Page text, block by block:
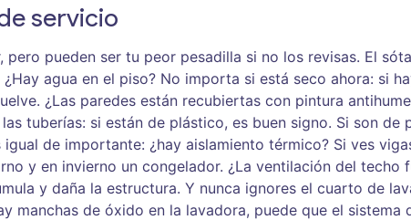
servicio
pero pueden ser tu peor pesadilla si no los revisas. El
agua en el piso? No importa si está seco ahora: si
¿Las paredes están recubiertas con pintura
tuberías: si están de plástico, es buen signo. Si son de
de importante: ¿hay aislamiento térmico? Si ves
y en invierno un congelador. ¿La ventilación del techo
y daña la estructura. Y nunca ignores el cuarto de
manchas de óxido en la lavadora, puede que el sistema